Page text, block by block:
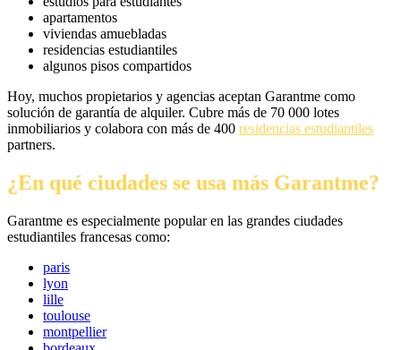
apartamentos
viviendas amuebladas
residencias estudiantiles
algunos pisos compartidos
Hoy, muchos propietarios y agencias aceptan Garantme como
solución de garantía de alquiler. Cubre más de 70 000 lotes
inmobiliarios y colabora con más de 400 residencias estudiantiles
partners.
¿En qué ciudades se usa más Garantme?
Garantme es especialmente popular en las grandes ciudades
estudiantiles francesas como:
paris
lyon
lille
toulouse
montpellier